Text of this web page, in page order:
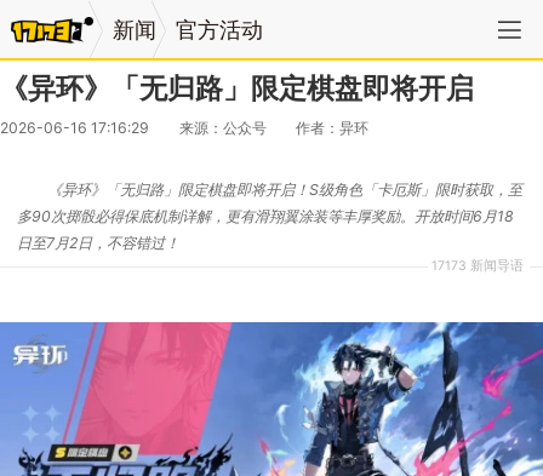
新闻 官方活动
《异环》「无归路」限定棋盘即将开启
2026-06-16 17:16:29 来源：公众号 作者：异环
17173 新闻导语
《异环》「无归路」限定棋盘即将开启！S级角色「卡厄斯」限时获取，至
多90次掷骰必得保底机制详解，更有滑翔翼涂装等丰厚奖励。开放时间6月18
日至7月2日，不容错过！